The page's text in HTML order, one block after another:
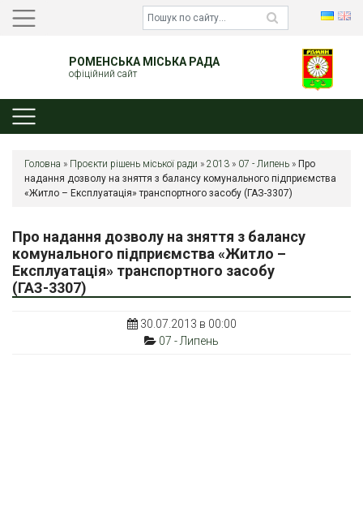
РОМЕНСЬКА МІСЬКА РАДА
офіційний сайт
Головна » Проєкти рішень міської ради » 2013 » 07 - Липень » Про
надання дозволу на зняття з балансу комунального підприємства
«Житло – Експлуатація» транспортного засобу (ГАЗ-3307)
Про надання дозволу на зняття з балансу
комунального підприємства «Житло –
Експлуатація» транспортного засобу
(ГАЗ-3307)
30.07.2013 в 00:00
07 - Липень